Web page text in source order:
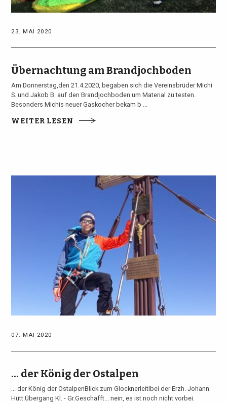
23. MAI 2020
Übernachtung am Brandjochboden
Am Donnerstag,den 21.4.2020, begaben sich die Vereinsbrüder Michi
S. und Jakob B. auf den Brandjochboden um Material zu testen.
Besonders Michis neuer Gaskocher bekam b ...
WEITER LESEN
07. MAI 2020
... der König der Ostalpen
... der König der OstalpenBlick zum Glocknerleitlbei der Erzh. Johann
Hütt.Übergang Kl. - Gr.Geschafft... nein, es ist noch nicht vorbei.